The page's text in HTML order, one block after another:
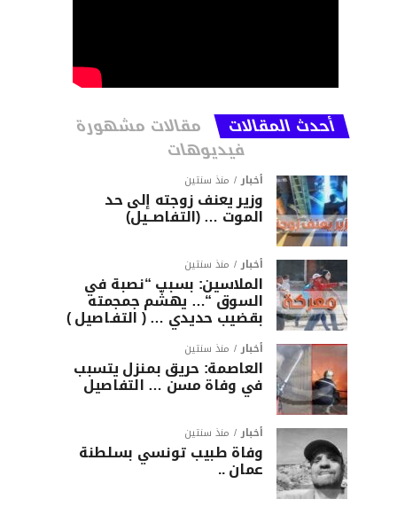
أحدث المقالات مقالات مشهورة
فيديوهات
أخبار منذ سنتين
وزير يعنف زوجته إلى حد
الموت … (التفاصــيل)
أخبار منذ سنتين
الملاسين: بسبب “نصبة في
السوق “… يهشّم جمجمته
بقضيب حديدي … ( التفـاصيل )
أخبار منذ سنتين
العاصمة: حريق بمنزل يتسبب
في وفاة مسن … التفاصيل
أخبار منذ سنتين
وفاة طبيب تونسي بسلطنة
عمان ..